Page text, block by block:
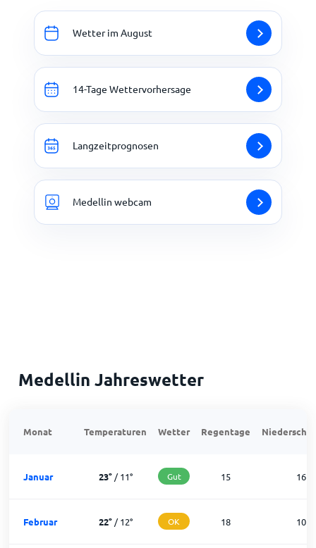
Wetter im August
14-Tage Wettervorhersage
Langzeitprognosen
Medellin webcam
Medellin Jahreswetter
Monat Temperaturen Wetter Regentage
Januar 23°/11° Gut 15 16
Februar 22°/12° OK 18 10